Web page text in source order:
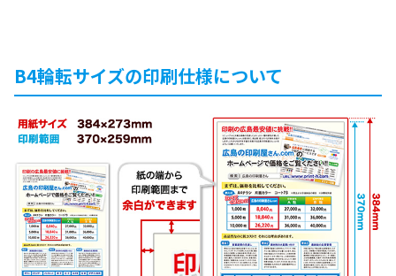
B4輪転サイズの印刷仕様について